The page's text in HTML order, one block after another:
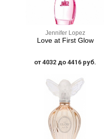
Jennifer Lopez
Love at First Glow
от 4032 до 4416 руб.